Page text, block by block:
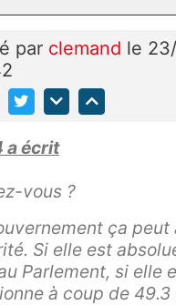
par clemand le
a écrit
vous ?
ça peut
Si elle est
Parlement, si elle
à coup de 49.3